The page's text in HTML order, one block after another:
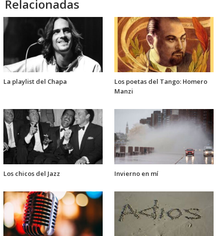
Relacionadas
La playlist del Chapa
Los poetas del Tango: Homero
Manzi
Los chicos del Jazz Invierno en mí